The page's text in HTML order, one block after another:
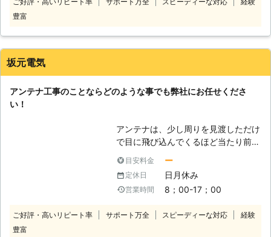
た場合はすぐにわかるのですが、それ
ため、アンテナの修繕や立て直し、新
れば、確実にテレビを視聴できるよう
にいたします。
豊富
坂元電気
アンテナ工事のことならどのような事でも弊社にお任せくださ
い！
アンテナは、少し周りを見渡しただけ
で目に飛び込んでくるほど当たり前の
で見たという人はほとんどいません。
さらに、アンテナ工事を行ったことが
あるという人も同様に極めて少数で、
ようとするのは極めて危険です。何故
目安料金 ー
定休日 日月休み
営業時間 8；00-17；00
ご好評・高いリピート率 サポート万全 スピーディーな対応
経験
豊富